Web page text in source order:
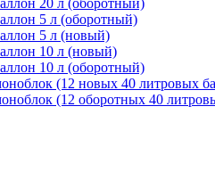
20 л (оборотный)
5 л (оборотный)
5 л (новый)
10 л (новый)
10 л (оборотный)
(12 новых 40 литровых
(12 оборотных 40